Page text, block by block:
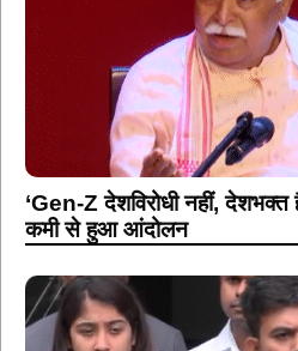
‘Gen-Z देशविरोधी नहीं, देशभक्त
कमी से हुआ आंदोलन